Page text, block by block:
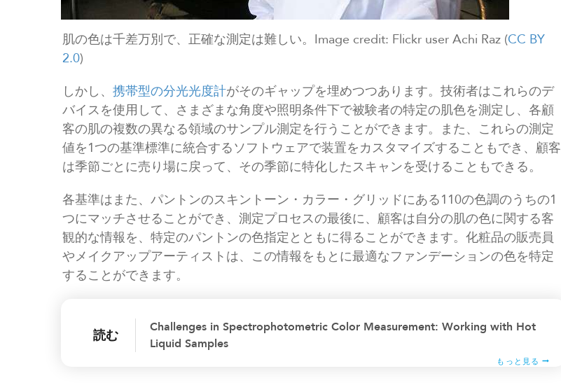
肌の色は千差万別で、正確な測定は難しい。Image credit: Flickr user Achi Raz (CC BY
2.0)
しかし、 携帯型の分光光度計がそのギャップを埋めつつあります。技術者はこれらのデ
バイスを使用して、さまざまな角度や照明条件下で被験者の特定の肌色を測定し、各顧
客の肌の複数の異なる領域のサンプル測定を行うことができます。また、これらの測定
値を1つの基準標準に統合するソフトウェアで装置をカスタマイズすることもでき、顧客
は季節ごとに売り場に戻って、その季節に特化したスキャンを受けることもできる。
各基準はまた、パントンのスキントーン・カラー・グリッドにある110の色調のうちの1
つにマッチさせることができ、測定プロセスの最後に、顧客は自分の肌の色に関する客
観的な情報を、特定のパントンの色指定とともに得ることができます。化粧品の販売員
やメイクアップアーティストは、この情報をもとに最適なファンデーションの色を特定
することができます。
読む
Challenges in Spectrophotometric Color Measurement: Working with Hot
Liquid Samples
もっと見る